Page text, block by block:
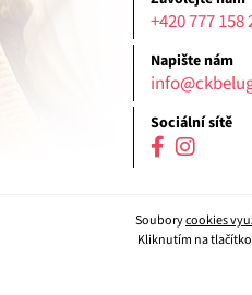
+420 777 158
Napište nám
Sociální sítě
Souborycookies
Kliknutím na